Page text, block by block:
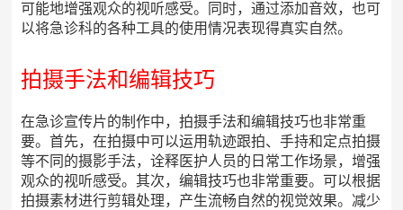
可能地增强观众的视听感受。同时，通过添加音效，也可
以将急诊科的各种工具的使用情况表现得真实自然。
拍摄手法和编辑技巧
在急诊宣传片的制作中，拍摄手法和编辑技巧也非常重
要。首先，在拍摄中可以运用轨迹跟拍、手持和定点拍摄
等不同的摄影手法，诠释医护人员的日常工作场景，增强
观众的视听感受。其次，编辑技巧也非常重要。可以根据
拍摄素材进行剪辑处理，产生流畅自然的视觉效果。减少